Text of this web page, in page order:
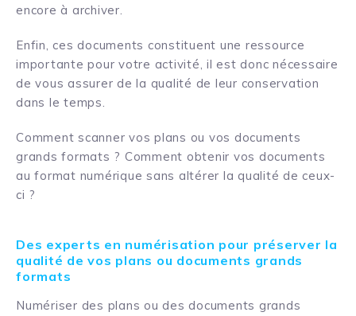
encore à archiver.
Enfin, ces documents constituent une ressource
importante pour votre activité, il est donc nécessaire
de vous assurer de la qualité de leur conservation
dans le temps.
Comment scanner vos plans ou vos documents
grands formats ? Comment obtenir vos documents
au format numérique sans altérer la qualité de ceux-
ci ?
Des experts en numérisation pour préserver la
qualité de vos plans ou documents grands
formats
Numériser des plans ou des documents grands